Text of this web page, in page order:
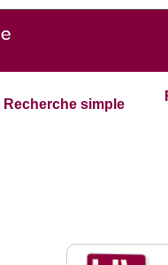
Recherche simple